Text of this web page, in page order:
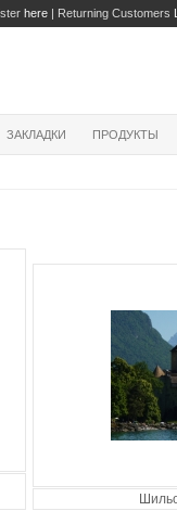
here | Returning Customers
ЗАКЛАДКИ ПРОДУКТЫ